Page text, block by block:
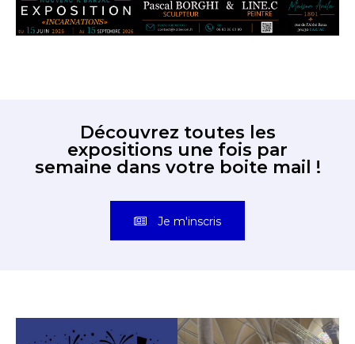
Découvrez toutes les
expositions une fois par
semaine dans votre boite mail !
Je m'inscris